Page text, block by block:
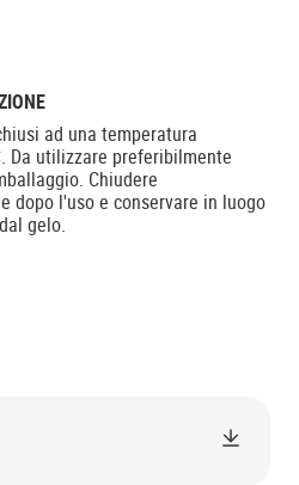
ad una temperatura
Da utilizzare preferibilmente
Chiudere
dopo l'uso e conservare in luogo
gelo.